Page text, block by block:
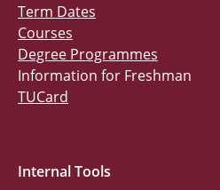
Term Dates
Courses
Degree Programmes
Information for Freshman
TUCard
Internal Tools